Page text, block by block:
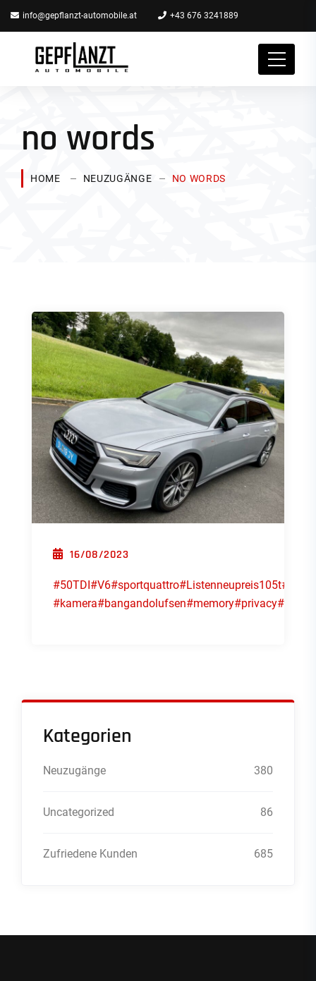
info@gepflanzt-automobile.at +43 676 3241889
no words
HOME NEUZUGÄNGE NO WORDS
POSTED ON
16/08/2023
#50TDI #V6#sportquattro#Listenneupreis105t
#kamera#bangandolufsen#memory#privacy
Kategorien
Neuzugänge 380
Uncategorized 86
Zufriedene Kunden 685